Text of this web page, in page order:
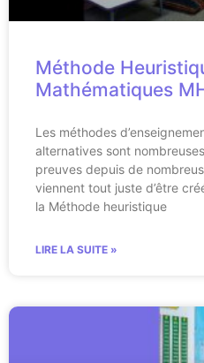
Méthode
Mathématiques
Les méthodes
alternatives sont
preuves depuis de
viennent tout juste d’être
la Méthode heuristique
LIRE LA SUITE »